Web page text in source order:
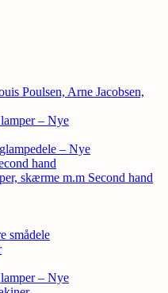
Poulsen, Arne Jacobsen,
– Nye
– Nye
hand
skærme m.m Second hand
smådele
– Nye